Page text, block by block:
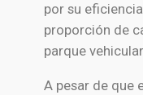
por su
proporción de
parque
A pesar de que